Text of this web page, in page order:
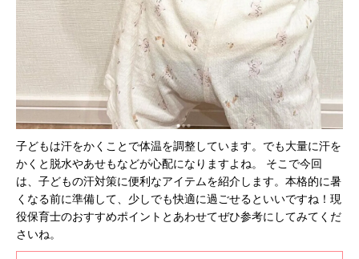
子どもは汗をかくことで体温を調整しています。でも大量に汗を
かくと脱水やあせもなどが心配になりますよね。 そこで今回
は、子どもの汗対策に便利なアイテムを紹介します。本格的に暑
くなる前に準備して、少しでも快適に過ごせるといいですね！現
役保育士のおすすめポイントとあわせてぜひ参考にしてみてくだ
さいね。